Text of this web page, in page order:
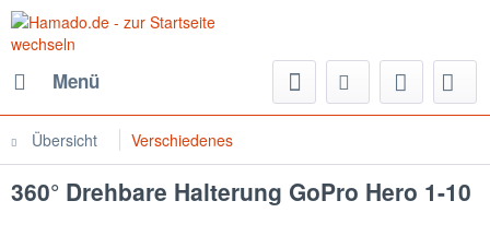
Menü
Übersicht Verschiedenes
360° Drehbare Halterung GoPro Hero 1-10